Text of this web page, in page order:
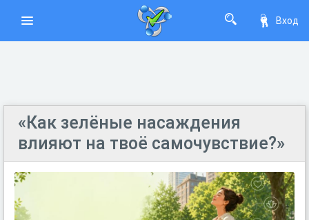
Вход
«Как зелёные насаждения
влияют на твоё самочувствие?»